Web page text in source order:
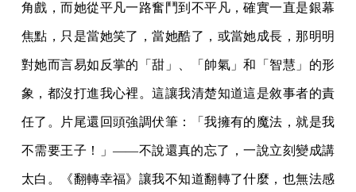
角戲，而她從平凡一路奮鬥到不平凡，確實一直是銀幕
焦點，只是當她笑了，當她酷了，或當她成長，那明明
對她而言易如反掌的「甜」、「帥氣」和「智慧」的形
象，都沒打進我心裡。這讓我清楚知道這是敘事者的責
任了。片尾還回頭強調伏筆：「我擁有的魔法，就是我
不需要王子！」——不說還真的忘了，一說立刻變成講
太白。《翻轉幸福》讓我不知道翻轉了什麼，也無法感